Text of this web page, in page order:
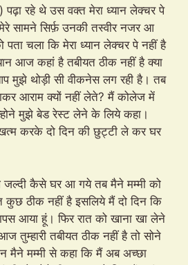
रहे थे उस वक्त मेरा ध्यान लेक्चर पे
सामने सिर्फ़ उनकी तस्वीर नजर आ
चला कि मेरा ध्यान लेक्चर पे नहीं है
आज कहां है तबीयत ठीक नहीं है क्या
मुझे थोड़ी सी वीकनेस लग रही है। तब
आराम क्यों नहीं लेते? मैं कोलेज में
मुझे बेड रेस्ट लेने के लिये कहा।
करके दो दिन की छुट्टी ले कर घर
जल्दी कैसे घर आ गये तब मैने मम्मी को
कुछ ठीक नहीं है इसलिये मैं दो दिन कि
आया हूं। फिर रात को खाना खा लेने
तुम्हारी तबीयत ठीक नहीं है तो सोने
मम्मी से कहा कि मैं अब अच्छा